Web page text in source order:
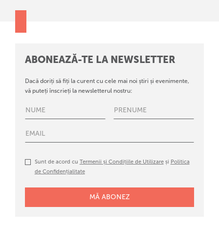
ABONEAZĂ-TE LA NEWSLETTER
Dacă doriți să fiți la curent cu cele mai noi știri și evenimente,
vă puteți înscrieți la newsletterul nostru:
Sunt de acord cu Termenii și Condițiile de Utilizareși Politica
de Confidențialitate